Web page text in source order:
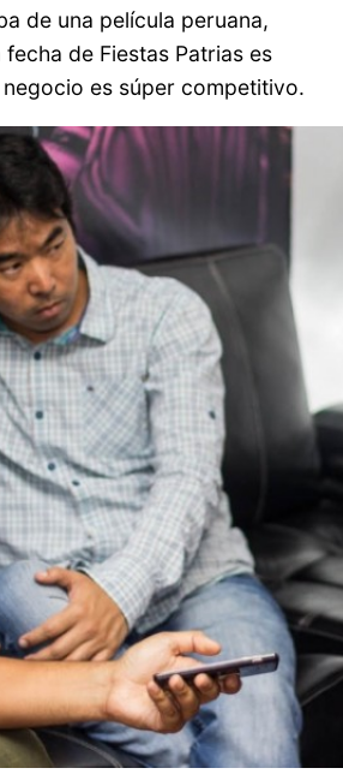
de una película peruana,
de Fiestas Patrias es
es súper competitivo.